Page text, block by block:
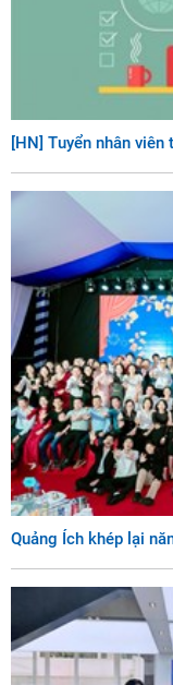
[HN] Tuyển nhân viên
Quảng Ích khép lại